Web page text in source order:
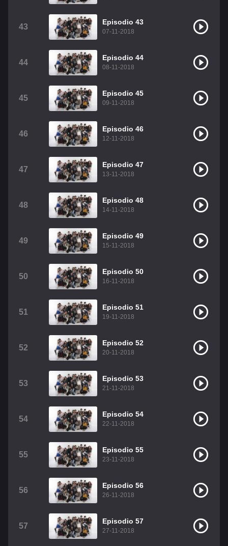
43
Episodio 43
07-11-2018
44
Episodio 44
08-11-2018
45
Episodio 45
09-11-2018
46
Episodio 46
12-11-2018
47
Episodio 47
13-11-2018
48
Episodio 48
14-11-2018
49
Episodio 49
15-11-2018
50
Episodio 50
16-11-2018
51
Episodio 51
19-11-2018
52
Episodio 52
20-11-2018
53
Episodio 53
21-11-2018
54
Episodio 54
22-11-2018
55
Episodio 55
23-11-2018
56
Episodio 56
26-11-2018
57
Episodio 57
27-11-2018